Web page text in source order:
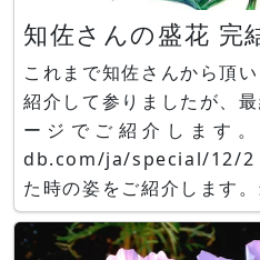
知佐さんの盛花 完
これまで知佐さんから頂
紹介して参りましたが、
ージでご紹介します。 https://www.flower-
db.com/ja/special/12/2
た時の姿をご紹介します
輪咲き、盛り花は全て無
誕生祝、ありがとうござ